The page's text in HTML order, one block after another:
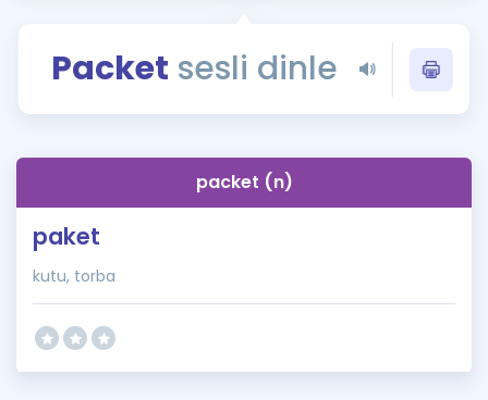
Rehberlik Aracı
ÖSYM Sınav Takvimi
Kampanyalar
Blog
Packet sesli dinle
packet (n)
paket
kutu, torba